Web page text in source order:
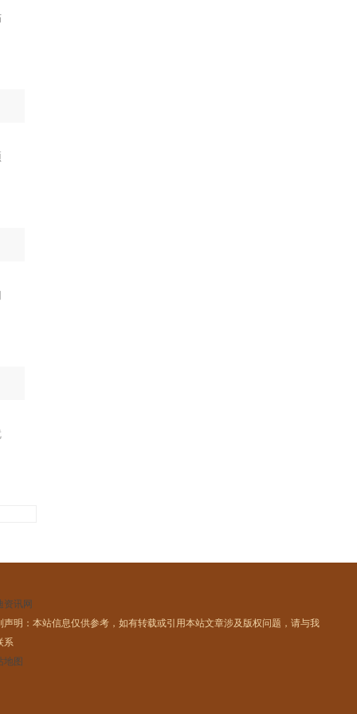
资讯网
声明：本站信息仅供参考，如有转载或引用本站文章涉及版权问题，请与我
系
地图